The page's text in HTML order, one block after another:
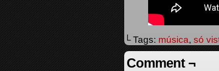
└ Tags: música, só
Comment ¬